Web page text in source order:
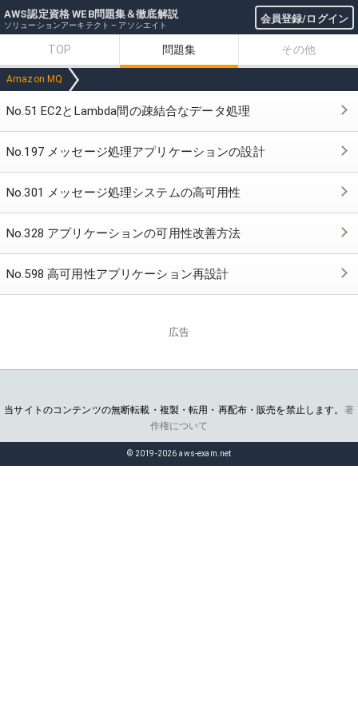
AWS認定資格 WEB問題集＆徹底解説 会員登録/ログイン
ソリューションアーキテクト – アソシエイト
TOP 問題集 その他
Amazon MQ
No.51 EC2とLambda間の疎結合なデータ処理
No.197 メッセージ処理アプリケーションの設計
No.301 メッセージ処理システムの高可用性
No.328 アプリケーションの可用性改善方法
No.598 高可用性アプリケーション再設計
広告
当サイトのコンテンツの無断転載・複製・転用・再配布・販売を禁止します。 著
作権について
© 2019-2026 aws-exam.net